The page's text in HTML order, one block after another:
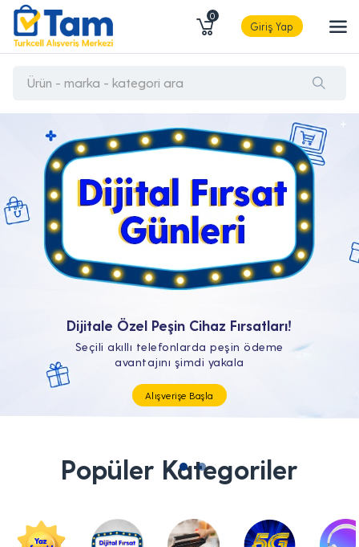
0
Giriş Yap
Tüm Teknolojik İhtiyaçların Tam'da
Popüler Kategoriler